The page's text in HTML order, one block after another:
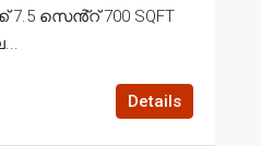
സെൻ്റ് 700 SQFT
Details